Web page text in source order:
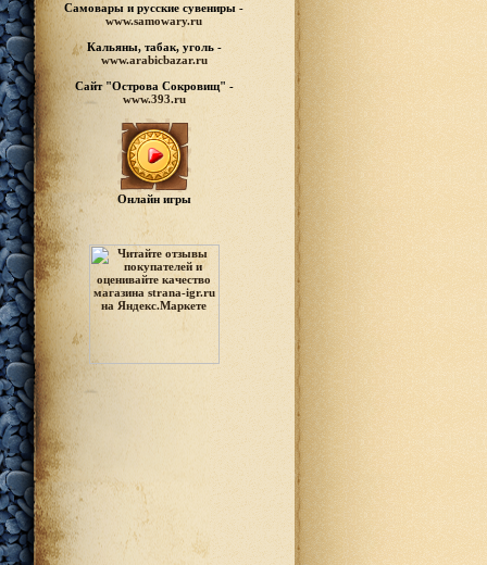
Самовары и русские сувениры -
www.samowary.ru
Кальяны, табак, уголь -
www.arabicbazar.ru
Сайт "Острова Сокровищ" -
www.393.ru
Онлайн игры